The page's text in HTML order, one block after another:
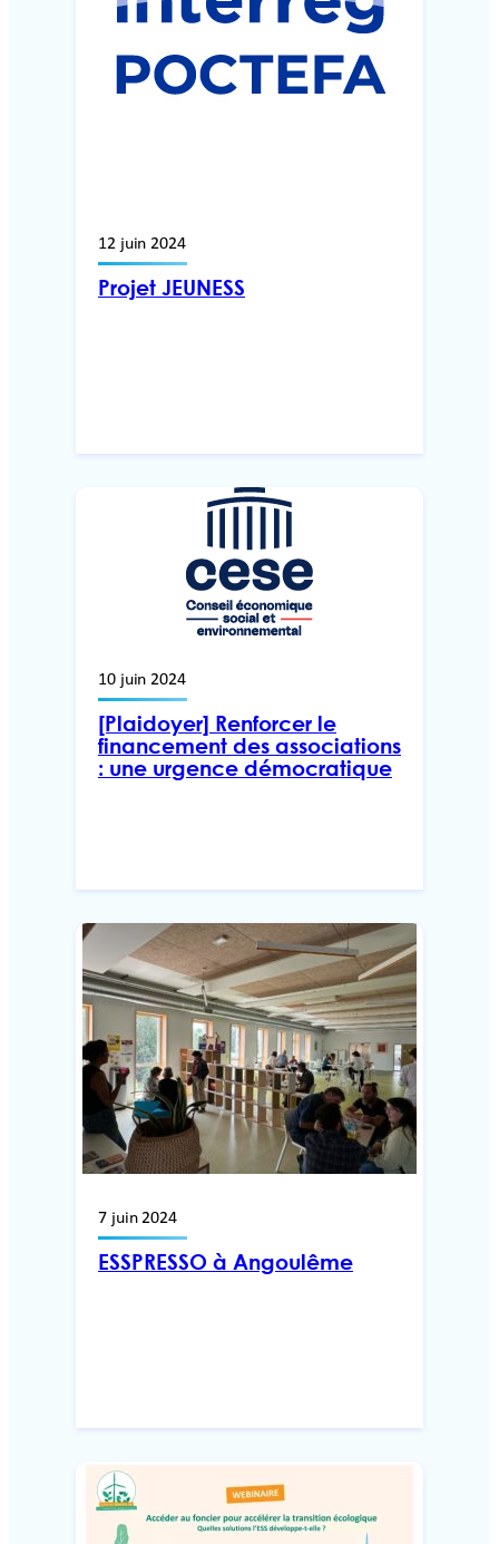
12 juin 2024
Projet JEUNESS
10 juin 2024
[Plaidoyer] Renforcer le
financement des associations
: une urgence démocratique
7 juin 2024
ESSPRESSO à Angoulême